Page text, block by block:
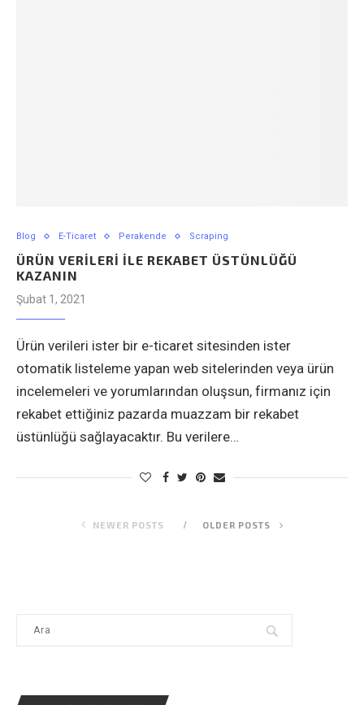
Blog E-Ticaret Perakende Scraping
ÜRÜN VERİLERİ İLE REKABET ÜSTÜNLÜĞÜ
KAZANIN
Şubat 1, 2021
Ürün verileri ister bir e-ticaret sitesinden ister
otomatik listeleme yapan web sitelerinden veya ürün
incelemeleri ve yorumlarından oluşsun, firmanız için
rekabet ettiğiniz pazarda muazzam bir rekabet
üstünlüğü sağlayacaktır. Bu verilere…
NEWER POSTS OLDER POSTS